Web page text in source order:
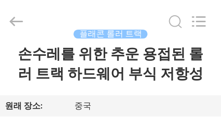
품
Industrial
Reserved.
플래콘 롤러 트랙
손수레를 위한 추운 용접된 롤
러 트랙 하드웨어 부식 저항성
원래 장소: 중국